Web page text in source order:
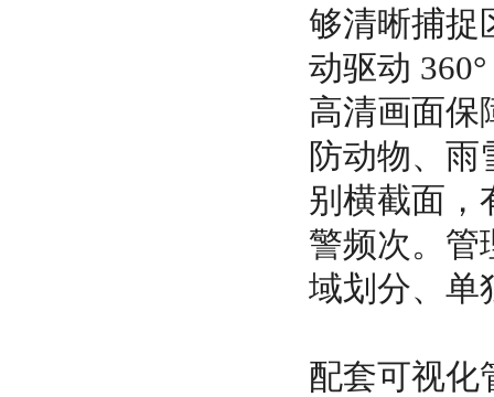
够清晰捕捉
动驱动
高清画面保
防动物、
别横截面，
警频次。管
域划分、单
配套可视化